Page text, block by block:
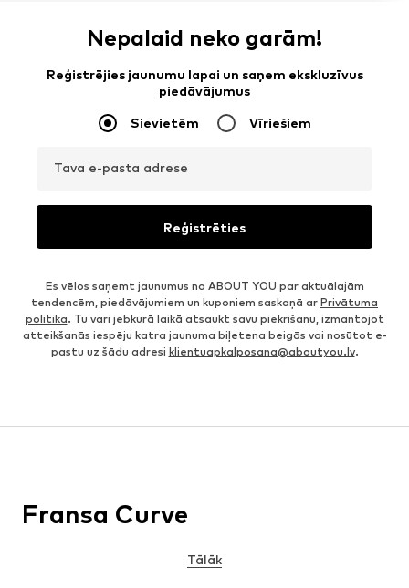
Nepalaid neko garām!
Reģistrējies jaunumu lapai un saņem ekskluzīvus
piedāvājumus
Sievietēm Vīriešiem
Tava e-pasta adrese
Reģistrēties
Es vēlos saņemt jaunumus no ABOUT YOU par aktuālajām
tendencēm, piedāvājumiem un kuponiem saskaņā ar Privātuma
politika. Tu vari jebkurā laikā atsaukt savu piekrišanu, izmantojot
atteikšanās iespēju katra jaunuma biļetena beigās vai nosūtot e-
pastu uz šādu adresi klientuapkalposana@aboutyou.lv.
Fransa Curve
Tālāk